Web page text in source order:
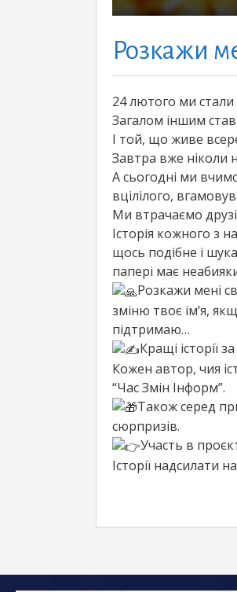
Розкажи
24 лютого ми
Загалом іншим став
І той, що живе
Завтра вже ніколи
А сьогодні ми
вцілілого,
Ми втрачаємо
Історія кожного з
щось подібне і
папері має
Розкажи мені
зміню твоє ім’я,
підтримаю…
Кращі історії
Кожен автор, чия
“Час Змін Інформ”.
Також серед
сюрпризів.
Участь в
Історії надсилати